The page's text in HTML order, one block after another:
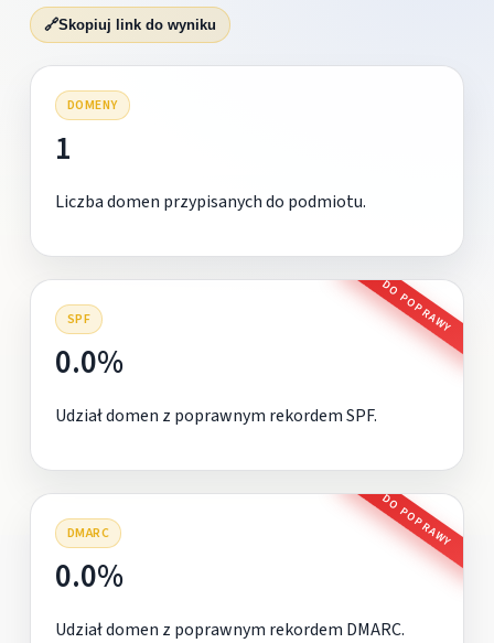
🔗Skopiuj link do wyniku
DOMENY
1
Liczba domen przypisanych do podmiotu.
SPF DO POPRAWY
0.0%
Udział domen z poprawnym rekordem SPF.
DMARC DO POPRAWY
0.0%
Udział domen z poprawnym rekordem DMARC.